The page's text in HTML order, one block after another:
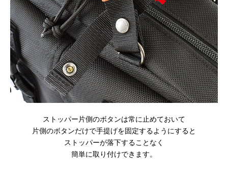
ストッパー片側のボタンは常に止めておいて
片側のボタンだけで手提げを固定するようにすると
ストッパーが落下することなく
簡単に取り付けできます。